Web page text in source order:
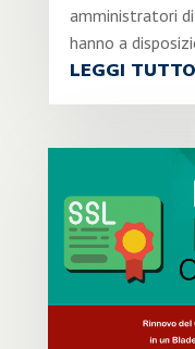
amministratori
hanno a
LEGGI TUTTO